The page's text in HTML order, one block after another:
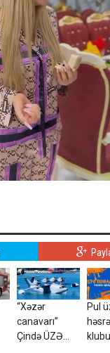
“Xəzər
canavarı”
Çində ÜZƏ
Pul
klubu